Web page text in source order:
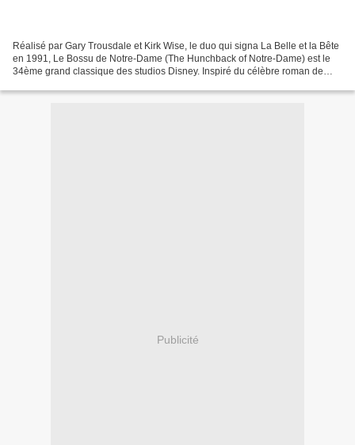
Réalisé par Gary Trousdale et Kirk Wise, le duo qui signa La Belle et la Bête
en 1991, Le Bossu de Notre-Dame (The Hunchback of Notre-Dame) est le
34ème grand classique des studios Disney. Inspiré du célèbre roman de
Publicité